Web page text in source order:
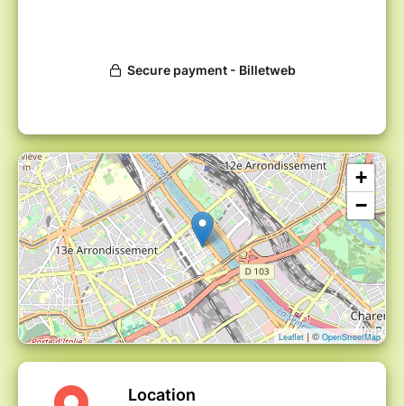
auteurs analysent la ferveur des jeunes fans
français, qui ne s’appuie sur aucune proximité
imaginer des ailleurs désirables, par-delà les
assignations de genre, de classe ou d’origine."
Vincenzo Cicchelliest maître de conférences
à l’Université Paris Cité, chercheur au Ceped
(Université Paris Cité/IRD) et chargé de cours
à Sciences Po.
Sylvie Octobre est chargée d’études au
ministère de la Culture (Deps-Doc),
chercheuse au Centre Max Weber et chargée
de cours à Sciences Po.
+
−
Leaflet| © OpenStreetMap
Location